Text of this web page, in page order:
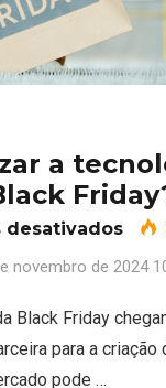
a
desativadosem
novembro de 2024
Black Friday
para a criação
pode …